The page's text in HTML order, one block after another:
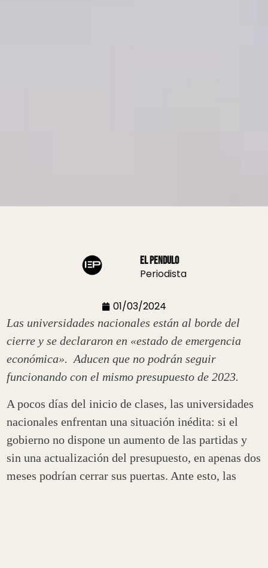
El Pendulo
Periodista
01/03/2024
Las universidades nacionales están al borde del
cierre y se declararon en «estado de emergencia
económica». Aducen que no podrán seguir
funcionando con el mismo presupuesto de 2023.
A pocos días del inicio de clases, las universidades
nacionales enfrentan una situación inédita: si el
gobierno no dispone un aumento de las partidas y
sin una actualización del presupuesto, en apenas dos
meses podrían cerrar sus puertas. Ante esto, las